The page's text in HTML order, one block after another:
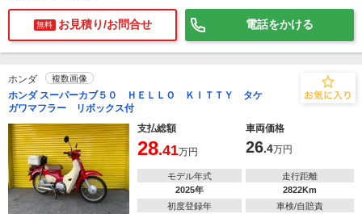
無料 お見積り/お問合せ 電話をかける
ホンダ 複数画像
ホンダ スーパーカブ５０ ＨＥＬＬＯ ＫＩＴＴＹ タケ
ガワマフラー リボックス付
支払総額
車両価格
28.41万円 26.4万円
モデル年式
2025年
走行距離
2822Km
初度登録年
車検/自賠責